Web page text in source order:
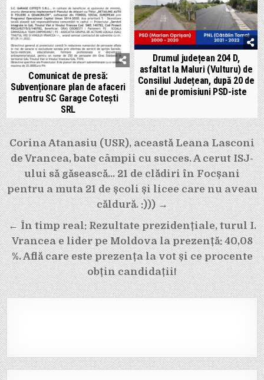
Comunicat de presă:
Subvenționare plan de afaceri
pentru SC Garage Cotești
SRL
Drumul județean 204 D,
asfaltat la Maluri (Vulturu) de
Consiliul Județean, după 20 de
ani de promisiuni PSD-iste
Navigare
în
articole
Corina Atanasiu (USR), această Leana Lasconi
de Vrancea, bate câmpii cu succes. A cerut ISJ-
ului să găsească… 21 de clădiri în Focșani
pentru a muta 21 de școli și licee care nu aveau
căldură. :))) →
← În timp real: Rezultate prezidențiale, turul I.
Vrancea e lider pe Moldova la prezență: 40,08
%. Află care este prezența la vot și ce procente
obțin candidații!